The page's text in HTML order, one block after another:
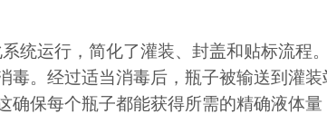
统运行，简化了灌装、封盖和贴标流程
毒。经过适当消毒后，瓶子被输送到灌
确保每个瓶子都能获得所需的精确液体